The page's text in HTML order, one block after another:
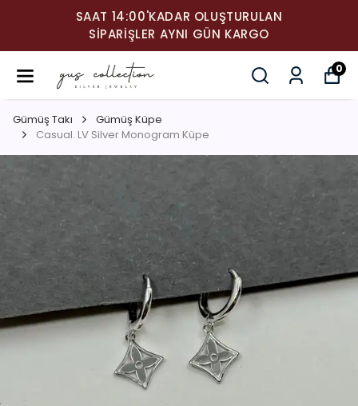
SAAT 14:00'KADAR OLUŞTURULAN
SIPARIŞLER AYNI GÜN KARGO
0
Gümüş Takı
Gümüş Küpe
Casual. LV Silver Monogram Küpe